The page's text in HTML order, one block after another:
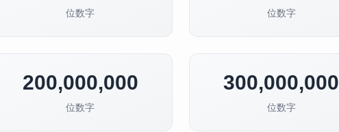
位数字 位数字
200,000,000
位数字
300,000,000
位数字